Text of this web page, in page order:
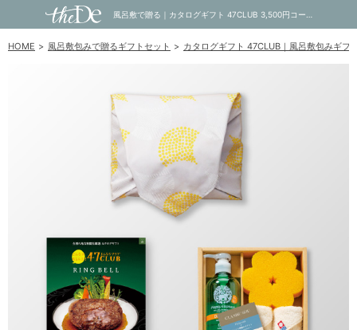
HOME 風呂敷包みで贈るギフトセット カタログギフト 47CLUB｜風呂敷包みギフ